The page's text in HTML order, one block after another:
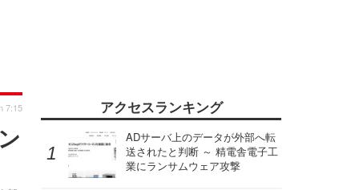
7:15 アクセスランキング
ADサーバ上のデータが外部へ転
送されたと判断 ～ 精電舎電子工
業にランサムウェア攻撃